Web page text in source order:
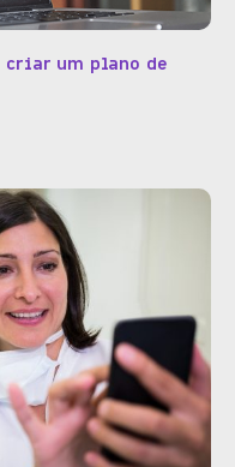
criar um plano de